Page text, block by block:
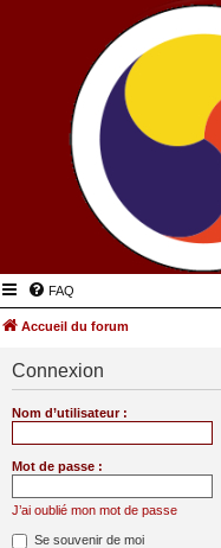
FAQ
Accueil du forum
Connexion
Nom d’utilisateur :
Mot de passe :
J’ai oublié mon mot de passe
Se souvenir de moi